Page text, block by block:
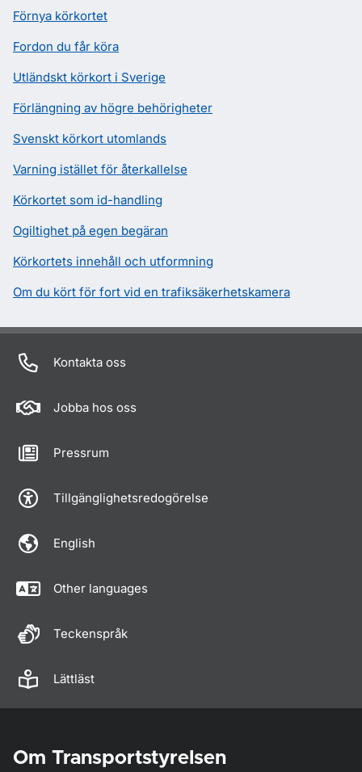
Förnya körkortet
Fordon du får köra
Utländskt körkort i Sverige
Förlängning av högre behörigheter
Svenskt körkort utomlands
Varning istället för återkallelse
Körkortet som id-handling
Ogiltighet på egen begäran
Körkortets innehåll och utformning
Om du kört för fort vid en trafiksäkerhetskamera
Kontakta oss
Jobba hos oss
Pressrum
Tillgänglighetsredogörelse
English
Other languages
Teckenspråk
Lättläst
Om Transportstyrelsen